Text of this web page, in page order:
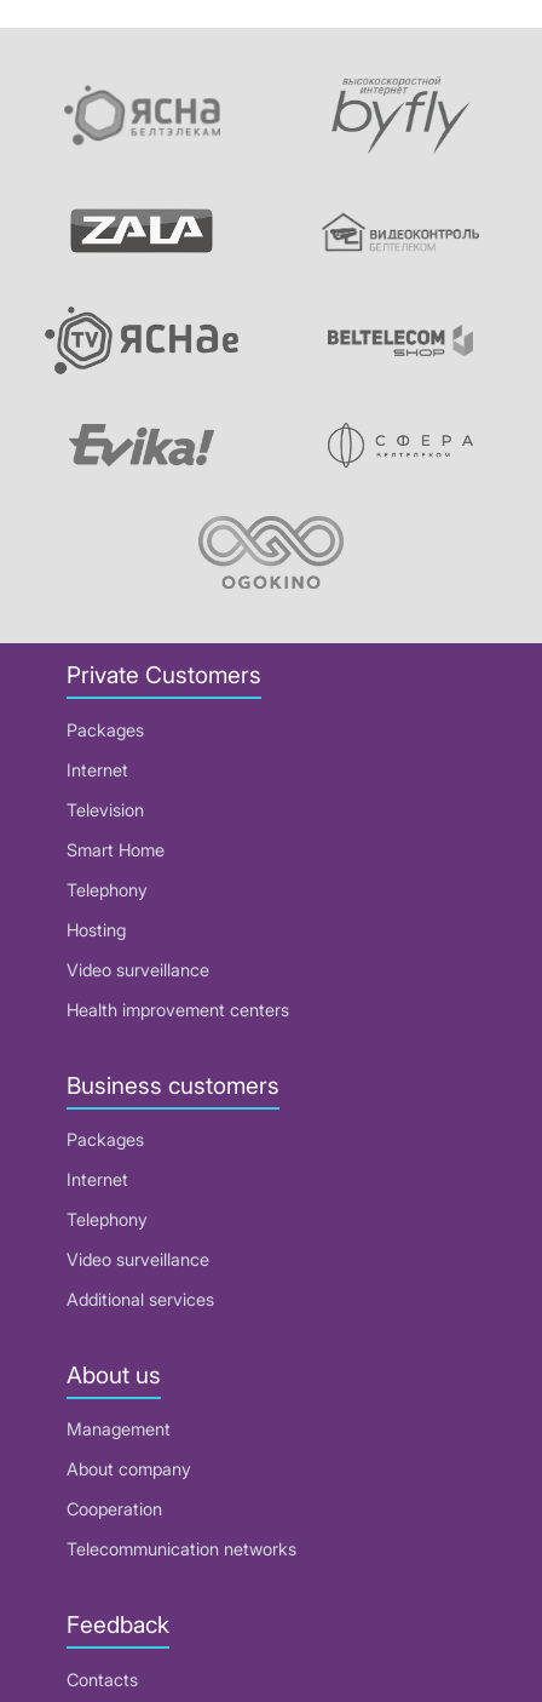
Private Customers
Packages
Internet
Television
Smart Home
Telephony
Hosting
Video surveillance
Health improvement centers
Business customers
Packages
Internet
Telephony
Video surveillance
Additional services
About us
Management
About company
Cooperation
Telecommunication networks
Feedback
Contacts